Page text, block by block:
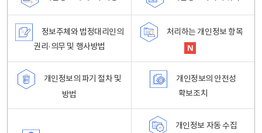
정보주체와 법정대리인의
권리·의무 및 행사방법
처리하는 개인정보 항목
개인정보의 파기 절차 및
방법
개인정보의 안전성
확보조치
개인정보 자동 수집